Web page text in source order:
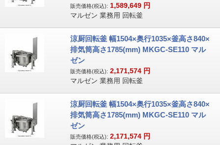
販売価格(税込): 1,589,649 円
マルゼン 業務用 回転釜
涼厨回転釜 幅1504×奥行1035×釜高さ840×
排気筒高さ1785(mm) MKGC-SE110 マル
ゼン
販売価格(税込): 2,171,574 円
マルゼン 業務用 回転釜
涼厨回転釜 幅1504×奥行1035×釜高さ840×
排気筒高さ1785(mm) MKGC-SE110 マル
ゼン
販売価格(税込): 2,171,574 円